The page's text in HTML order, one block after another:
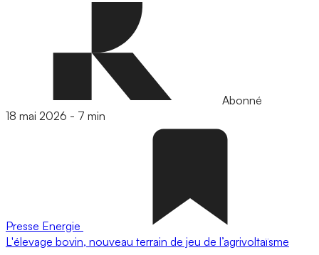
Abonné
18 mai 2026 - 7 min
Presse Energie
L'élevage bovin, nouveau terrain de jeu de l’agrivoltaïsme